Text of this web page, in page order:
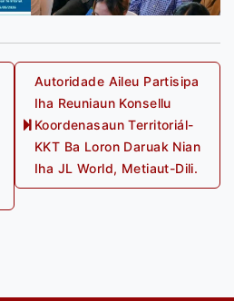
Next
post:
Autoridade Aileu Partisipa
Iha Reuniaun Konsellu
Koordenasaun Territoriál-
KKT Ba Loron Daruak Nian
Iha JL World, Metiaut-Dili.